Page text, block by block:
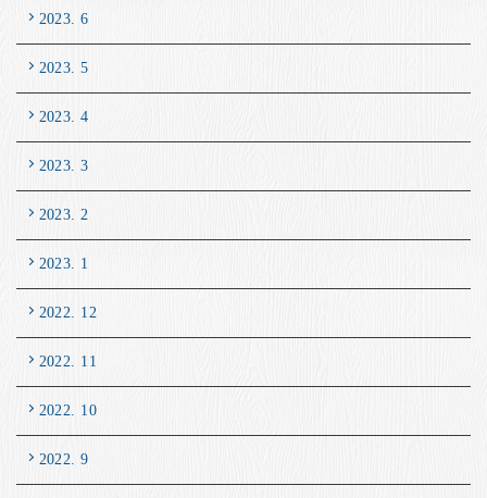
2023. 6
2023. 5
2023. 4
2023. 3
2023. 2
2023. 1
2022. 12
2022. 11
2022. 10
2022. 9